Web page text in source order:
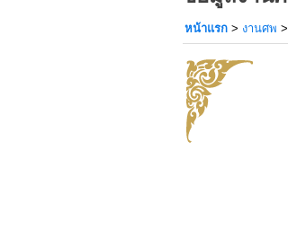
หน้าแรก > งานศพ >